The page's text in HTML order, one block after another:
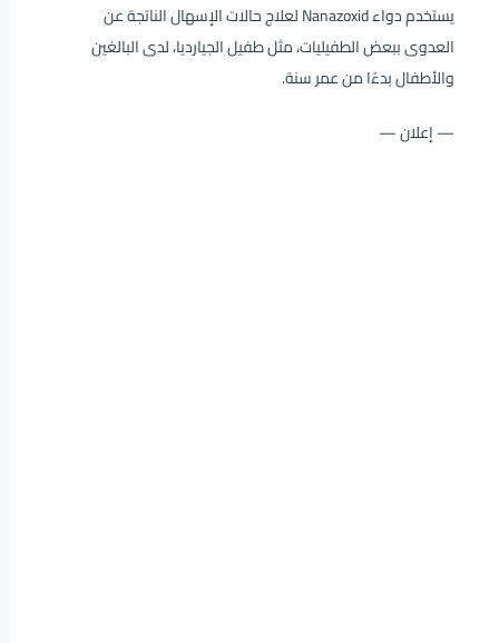
يستخدم دواء Nanazoxid لعلاج حالات الإسهال الناتجة عن
العدوى ببعض الطفيليات، مثل طفيل الجيارديا، لدى البالغين
والأطفال بدءًا من عمر سنة.
— إعلان —